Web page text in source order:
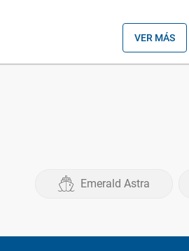
VER MÁS
Emerald Astra